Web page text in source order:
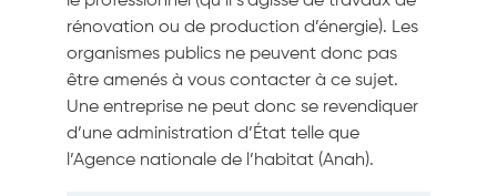
rénovation ou de production d’énergie). Les
organismes publics ne peuvent donc pas
être amenés à vous contacter à ce sujet.
Une entreprise ne peut donc se revendiquer
d’une administration d’État telle que
l’Agence nationale de l’habitat (Anah).